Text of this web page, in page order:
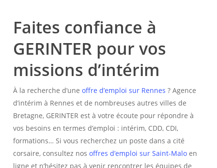
Faites confiance à
GERINTER pour vos
missions d’intérim
À la recherche d’une offre d’emploi sur Rennes ? Agence
d’intérim à Rennes et de nombreuses autres villes de
Bretagne, GERINTER est à votre écoute pour répondre à
vos besoins en termes d’emploi : intérim, CDD, CDI,
formations… Si vous recherchez un poste dans a cité
corsaire, consultez nos offres d’emploi sur Saint-Maloen
ligne et n’hésitez pas à venir rencontrer les équipes de